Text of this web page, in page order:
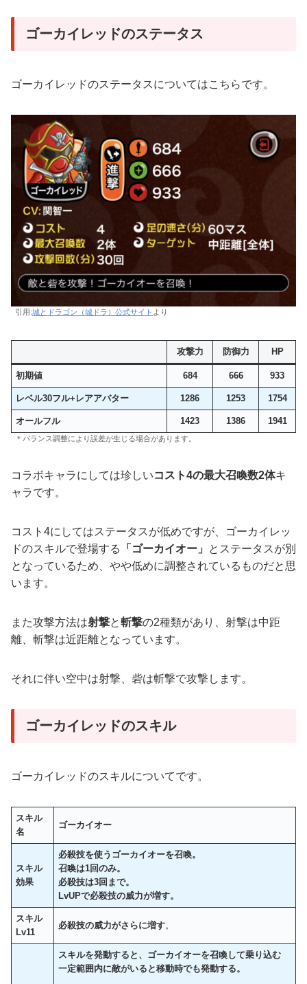
ゴーカイレッドのステータス
ゴーカイレッドのステータスについてはこちらです。
引用:城とドラゴン（城ドラ）公式サイト より
攻撃力 防御力 HP
初期値 684 666 933
レベル30フル+レアアバター 1286 1253 1754
オールフル 1423 1386 1941
＊バランス調整により誤差が生じる場合があります。
コラボキャラにしては珍しいコスト4の最大召喚数2体キ
ャラです。
コスト4にしてはステータスが低めですが、ゴーカイレッ
ドのスキルで登場する
「ゴーカイオー」
とステータスが別
となっているため、やや低めに調整されているものだと思
います。
また攻撃方法は射撃と斬撃の2種類があり、射撃は中距
離、斬撃は近距離となっています。
それに伴い空中は射撃、砦は斬撃で攻撃します。
ゴーカイレッドのスキル
ゴーカイレッドのスキルについてです。
スキル
名
ゴーカイオー
スキル
効果
必殺技を使うゴーカイオーを召喚。
召喚は1回のみ。
必殺技は3回まで。
LvUPで必殺技の威力が増す。
スキル
Lv11
必殺技の威力がさらに増す。
スキルを発動すると、ゴーカイオーを召喚して乗り込む
一定範囲内に敵がいると移動時でも発動する。